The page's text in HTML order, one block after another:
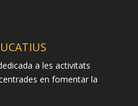
a les activitats
en fomentar la